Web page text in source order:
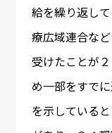
給を繰り返し
療広域連合な
受けたことが
め一部をすで
を示している